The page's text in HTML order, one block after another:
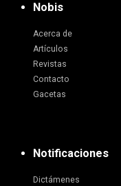
Nobis
Acerca de
Artículos
Revistas
Contacto
Gacetas
Notificaciones
Dictámenes